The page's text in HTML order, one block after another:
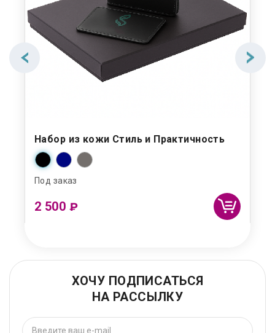
Набор из кожи Стиль и Практичность
Под заказ
2 500 ₽
ХОЧУ ПОДПИСАТЬСЯ
НА РАССЫЛКУ